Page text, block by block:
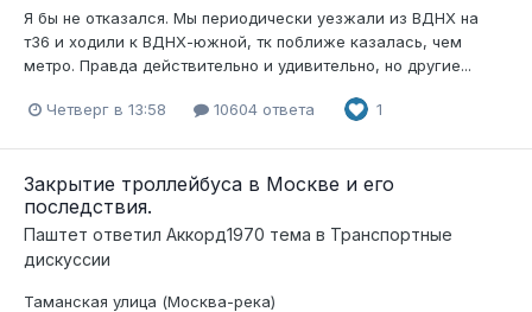
Я бы не отказался. Мы периодически уезжали из ВДНХ на
т36 и ходили к ВДНХ-южной, тк поближе казалась, чем
метро. Правда действительно и удивительно, но другие...
Четверг в 13:58 10604 ответа 1
Закрытие троллейбуса в Москве и его
последствия.
Паштет ответил Аккорд1970 тема в Транспортные
дискуссии
Таманская улица (Москва-река)